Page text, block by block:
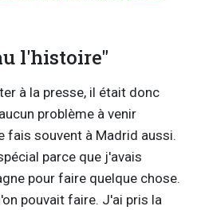
l'histoire"
à la presse, il était donc
problème à venir
fais souvent à Madrid aussi.
parce que j'avais
pour faire quelque chose.
pouvait faire. J'ai pris la